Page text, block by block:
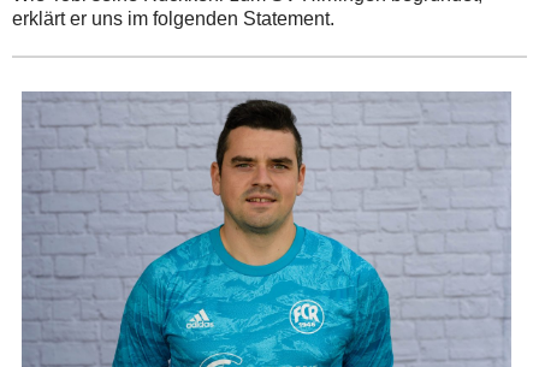
erklärt er uns im folgenden Statement.